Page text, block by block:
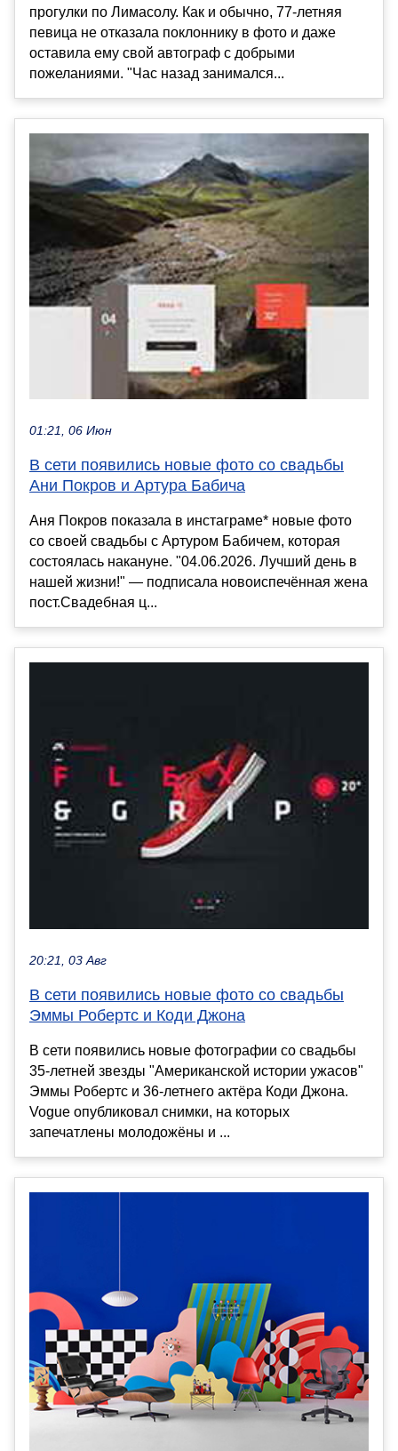
прогулки по Лимасолу. Как и обычно, 77-летняя
певица не отказала поклоннику в фото и даже
оставила ему свой автограф с добрыми
пожеланиями. "Час назад занимался...
01:21, 06 Июн
В сети появились новые фото со свадьбы
Ани Покров и Артура Бабича
Аня Покров показала в инстаграме* новые фото
со своей свадьбы с Артуром Бабичем, которая
состоялась накануне. "04.06.2026. Лучший день в
нашей жизни!" — подписала новоиспечённая жена
пост.Свадебная ц...
20:21, 03 Авг
В сети появились новые фото со свадьбы
Эммы Робертс и Коди Джона
В сети появились новые фотографии со свадьбы
35-летней звезды "Американской истории ужасов"
Эммы Робертс и 36-летнего актёра Коди Джона.
Vogue опубликовал снимки, на которых
запечатлены молодожёны и ...